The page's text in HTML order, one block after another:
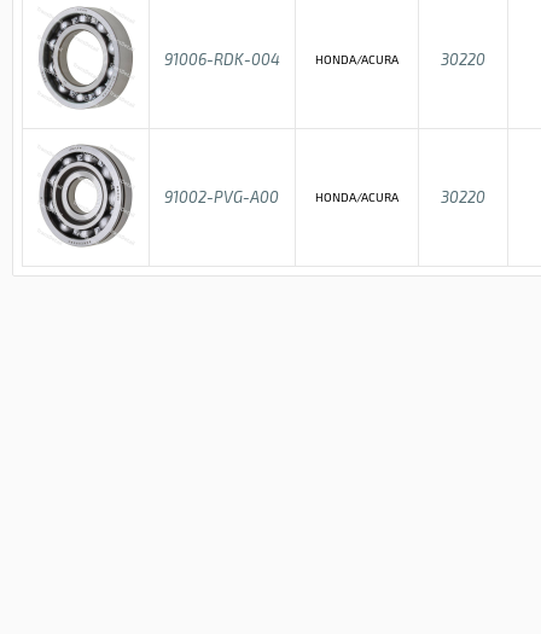
91006-RDK-004 HONDA/ACURA 30220
91002-PVG-A00 HONDA/ACURA 30220